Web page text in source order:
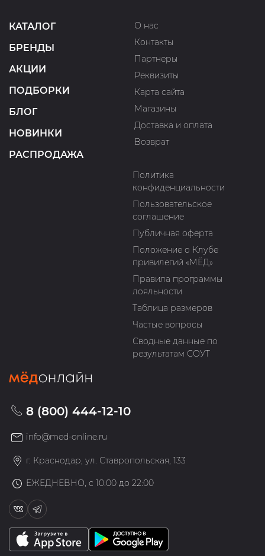
КАТАЛОГ
БРЕНДЫ
АКЦИИ
ПОДБОРКИ
БЛОГ
НОВИНКИ
РАСПРОДАЖА
О нас
Контакты
Партнеры
Реквизиты
Карта сайта
Магазины
Доставка и оплата
Возврат
Политика
конфиденциальности
Пользовательское
соглашение
Публичная оферта
Положение о Клубе
привилегий «МЁД»
Правила программы
лояльности
Таблица размеров
Частые вопросы
Сводные данные по
результатам СОУТ
8 (800) 444-12-10
info@med-online.ru
г. Краснодар, ул. Ставропольская, 133
ЕЖЕДНЕВНО, с 10:00 до 22:00